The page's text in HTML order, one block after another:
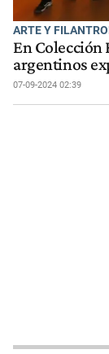
ARTE Y
En Colección
argentinos
07-09-2024 02:39